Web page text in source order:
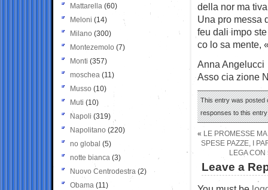
della nor ­ma
Una pro ­messa
feu ­dali impo
co ­lo ­sa ­mente,
Anna Angelucci
Asso ­cia ­zione
This entry was posted
responses to this
« LE PROMESSE
SPESE PAZZE, I
LEGA
Leave a
Mattarella (60)
Meloni (14)
Milano (300)
Montezemolo (7)
Monti (357)
moschea (11)
Musso (10)
Muti (10)
Napoli (319)
Napolitano (220)
no global (5)
notte bianca (3)
Nuovo Centrodestra (2)
Obama (11)